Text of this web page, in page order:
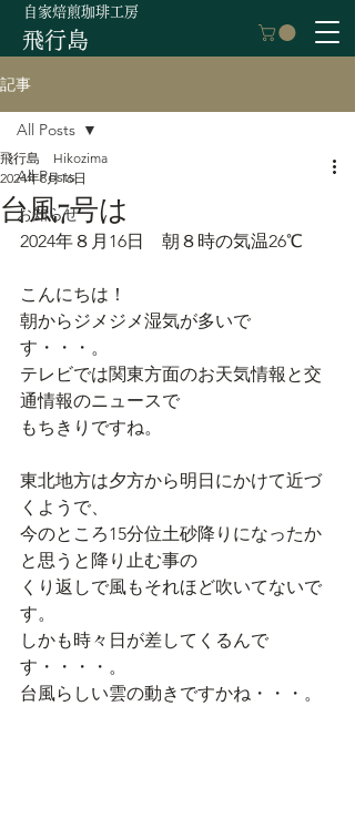
自家焙煎珈琲工房
飛行島
記事
All Posts
お知らせ
All Posts
台風7号は
飛行島 Hikozima
2024年8月16日
2024年８月16日　朝８時の気温26℃
こんにちは！
朝からジメジメ湿気が多いで
す・・・。
テレビでは関東方面のお天気情報と交
通情報のニュースで
もちきりですね。
東北地方は夕方から明日にかけて近づ
くようで、
今のところ15分位土砂降りになったか
と思うと降り止む事の
くり返しで風もそれほど吹いてないで
す。
しかも時々日が差してくるんで
す・・・・。
台風らしい雲の動きですかね・・・。